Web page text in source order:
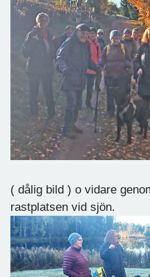
( dålig bild ) o vidare
rastplatsen vid sjön.